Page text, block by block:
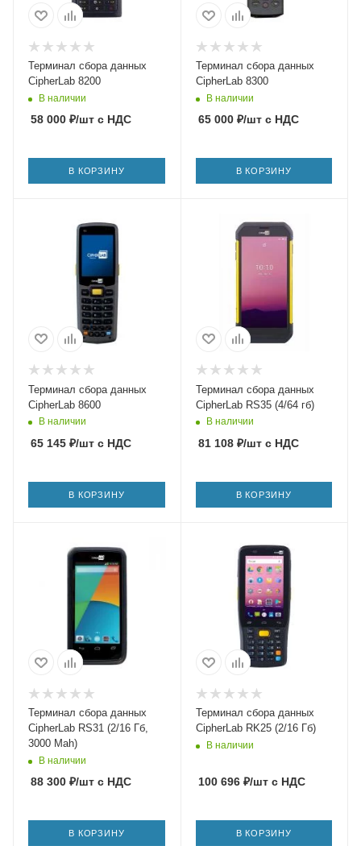
Терминал сбора данных
CipherLab 8200
В наличии
58 000 ₽/шт с НДС
В КОРЗИНУ
Терминал сбора данных
CipherLab 8300
В наличии
65 000₽/штс НДС
В КОРЗИНУ
Терминал сбора данных
CipherLab 8600
В наличии
65 145 ₽/шт с НДС
В КОРЗИНУ
Терминал сбора данных
CipherLab RS35 (4/64 гб)
В наличии
81 108₽/штс НДС
В КОРЗИНУ
Терминал сбора данных
CipherLab RS31 (2/16 Гб,
3000 Mah)
В наличии
88 300 ₽/шт с НДС
В КОРЗИНУ
Терминал сбора данных
CipherLab RK25 (2/16 Гб)
В наличии
100 696₽/штс НДС
В КОРЗИНУ